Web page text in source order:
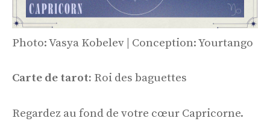
Photo: Vasya Kobelev | Conception: Yourtango
Carte de tarot: Roi des baguettes
Regardez au fond de votre cœur Capricorne.